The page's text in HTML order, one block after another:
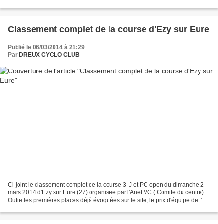
Classement complet de la course d'Ezy sur Eure
Publié le 06/03/2014 à 21:29
Par DREUX CYCLO CLUB
Ci-joint le classement complet de la course 3, J et PC open du dimanche 2
mars 2014 d'Ezy sur Eure (27) organisée par l'Anet VC ( Comité du centre).
Outre les premières places déjà évoquées sur le site, le prix d'équipe de l'ES